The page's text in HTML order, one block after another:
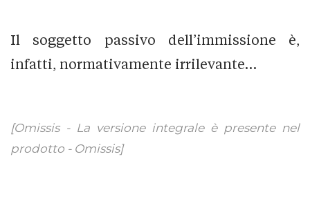
Il soggetto passivo dell’immissione è,
infatti, normativamente irrilevante…
[Omissis - La versione integrale è presente nel
prodotto - Omissis]